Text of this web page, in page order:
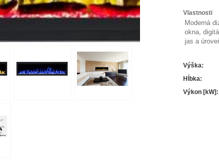
Vlastnosti
Moderná
okna,
jas a
Výška:
Hĺbka:
Výkon [kW] :